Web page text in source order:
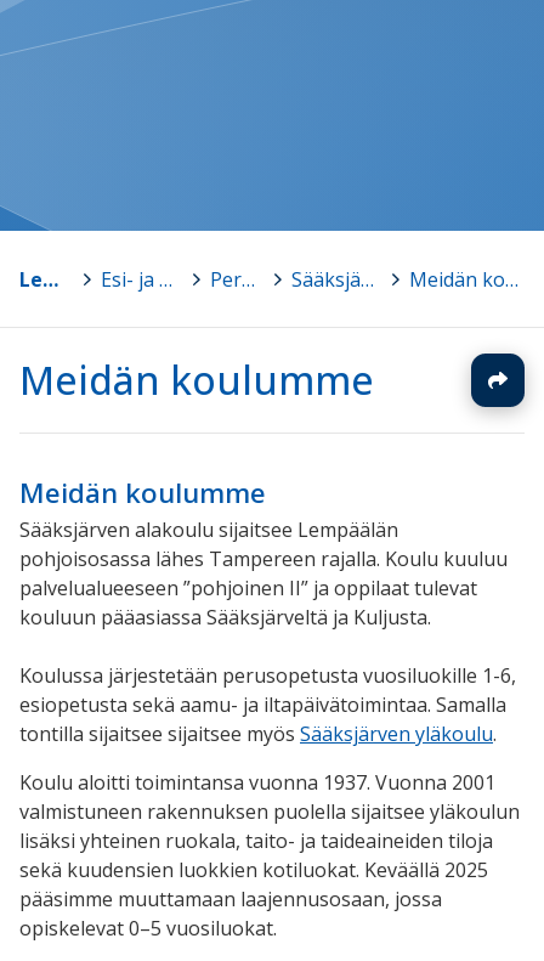
Lempäälä Esi- ja perusopetus > Peruskoulut Sääksjärven alakoulu > Meidän koulumme
Meidän koulumme
Meidän koulumme
Sääksjärven alakoulu sijaitsee Lempäälän
pohjoisosassa lähes Tampereen rajalla. Koulu kuuluu
palvelualueeseen ”pohjoinen II” ja oppilaat tulevat
kouluun pääasiassa Sääksjärveltä ja Kuljusta.
Koulussa järjestetään perusopetusta vuosiluokille 1-6,
esiopetusta sekä aamu- ja iltapäivätoimintaa. Samalla
tontilla sijaitsee sijaitsee myös Sääksjärven yläkoulu.
Koulu aloitti toimintansa vuonna 1937. Vuonna 2001
valmistuneen rakennuksen puolella sijaitsee yläkoulun
lisäksi yhteinen ruokala, taito- ja taideaineiden tiloja
sekä kuudensien luokkien kotiluokat. Keväällä 2025
pääsimme muuttamaan laajennusosaan, jossa
opiskelevat 0–5 vuosiluokat.